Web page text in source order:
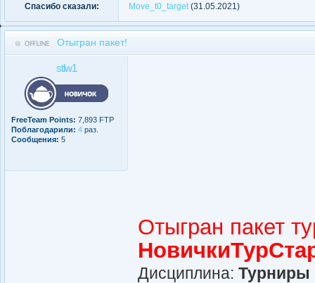
Спасибо сказали: Move_t0_target (31.05.2021)
Отыгран пакет!
stlw1
FreeTeam Points: 7,893 FTP
Поблагодарили: 4 раз.
Сообщения: 5
Отыгран пакет
Дисциплина: Турниры